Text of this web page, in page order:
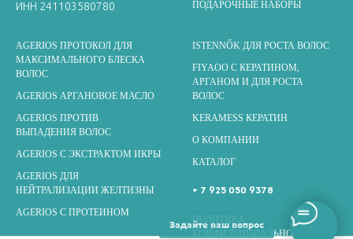
Задайте ваш вопрос
ИНН 241103580780
ПОДАРОЧНЫЕ НАБОРЫ
AGERIOS ПРОТОКОЛ ДЛЯ
МАКСИМАЛЬНОГО БЛЕСКА
ВОЛОС
AGERIOS АРГАНОВОЕ МАСЛО
AGERIOS ПРОТИВ
ВЫПАДЕНИЯ ВОЛОС
AGERIOS С ЭКСТРАКТОМ ИКРЫ
AGERIOS ДЛЯ
НЕЙТРАЛИЗАЦИИ ЖЕЛТИЗНЫ
AGERIOS С ПРОТЕИНОМ
ISTENNŐK ДЛЯ РОСТА ВОЛОС
FIYAOO С КЕРАТИНОМ,
АРГАНОМ И ДЛЯ РОСТА
ВОЛОС
KERAMESS КЕРАТИН
О КОМПАНИИ
КАТАЛОГ
+ 7 925 050 9378
ПОЛИТИКА
КОНФИДЕНЦИАЛЬНОСТИ